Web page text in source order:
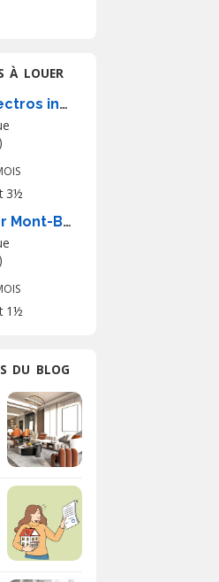
À LOUER
Beau 3 1/2 à louer électros inclus
3½
Studio meublé à louer Mont-Bellevue
1½
DU BLOG